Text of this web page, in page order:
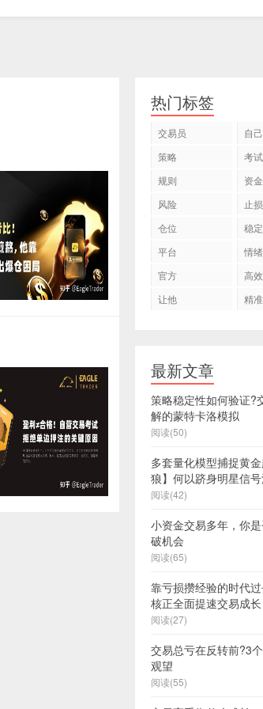
热门标签
交易员 自
策略
考试
规则
资金
风险
止损
仓位
稳定
平台
情绪
官方
高效
让他
精准
最新文章
策略稳定性如何验证?
解的蒙特卡洛模拟
阅读(50)
多套量化模型捕捉黄
狼】何以跻身明星信
阅读(42)
小资金交易多年，你
破机会
阅读(65)
靠亏损攒经验的时代
核正全面提速交易成长
阅读(27)
交易总亏在反转前?3
观望
阅读(55)